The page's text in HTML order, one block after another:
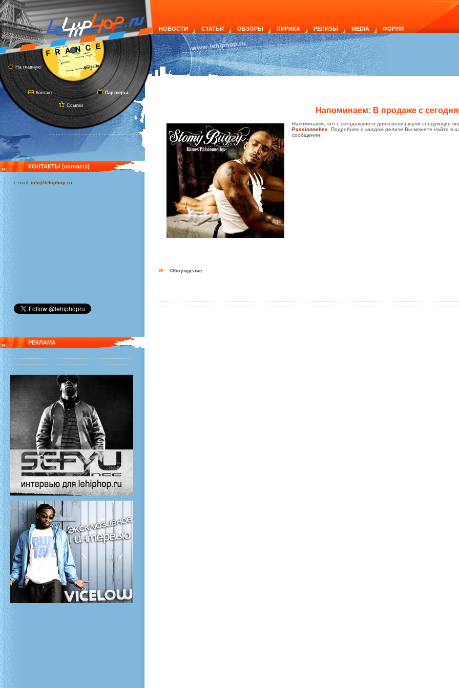
На главную
Контакт
Ссылки
Партнеры
НОВОСТИ СТАТЬИ ОБЗОРЫ ЛИРИКА РЕЛИЗЫ MEDIA ФОРУМ
КОНТАКТЫ (contacts)
e-mail: info@lehiphop.ru
РЕКЛАМА
Напоминаем: В продаже с
Напоминаем, что с сегодняшнего дня в релиз ушли следующие
Passionnelles . Подробнее о каждом релизе Вы можете найти в
сообщении.
Обсуждение: